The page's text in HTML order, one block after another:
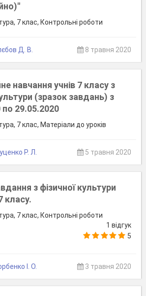
7 клас, Контрольні роботи
Д. В. 8 травня 2020
навчання учнів 7 класу з
(зразок завдань) з
по 29.05.2020
7 клас, Матеріали до уроків
Р. Л. 5 травня 2020
з фізичної культури
класу.
7 клас, Контрольні роботи
1 відгук
5
І. О. 3 травня 2020